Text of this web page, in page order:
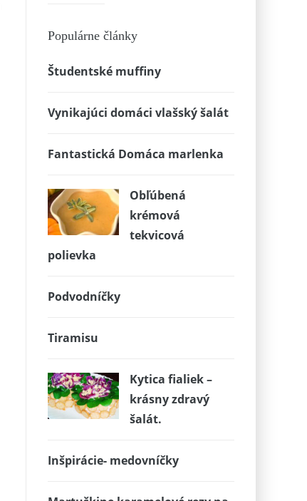
Populárne články
Študentské muffiny
Vynikajúci domáci vlašský šalát
Fantastická Domáca marlenka
Obľúbená
krémová
tekvicová
polievka
Podvodníčky
Tiramisu
Kytica fialiek –
krásny zdravý
šalát.
Inšpirácie- medovníčky